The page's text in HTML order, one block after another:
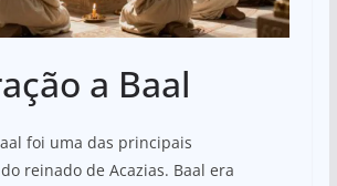
a Baal
foi uma das principais
reinado de Acazias. Baal era